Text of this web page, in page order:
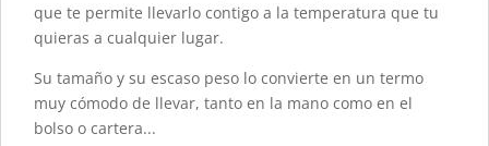
que te permite llevarlo contigo a la temperatura que tu
quieras a cualquier lugar.
Su tamaño y su escaso peso lo convierte en un termo
muy cómodo de llevar, tanto en la mano como en el
bolso o cartera...